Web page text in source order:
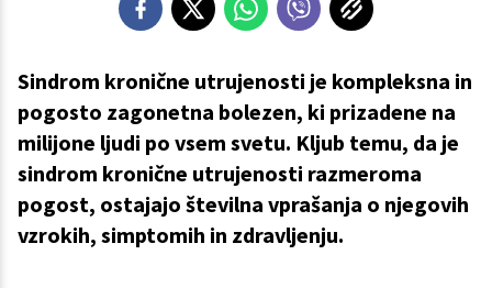
Sindrom kronične utrujenosti je kompleksna in
pogosto zagonetna bolezen, ki prizadene na
milijone ljudi po vsem svetu. Kljub temu, da je
sindrom kronične utrujenosti razmeroma
pogost, ostajajo številna vprašanja o njegovih
vzrokih, simptomih in zdravljenju.